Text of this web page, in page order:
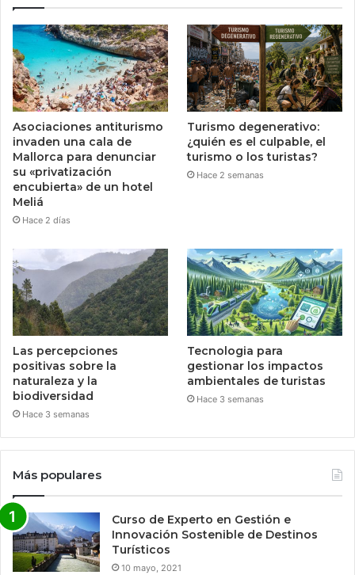
Asociaciones antiturismo
invaden una cala de
Mallorca para denunciar
su «privatización
encubierta» de un hotel
Meliá
Hace 2 días
Turismo degenerativo:
¿quién es el culpable, el
turismo o los turistas?
Hace 2 semanas
Las percepciones
positivas sobre la
naturaleza y la
biodiversidad
Hace 3 semanas
Tecnologia para
gestionar los impactos
ambientales de turistas
Hace 3 semanas
Más populares
Curso de Experto en Gestión e
Innovación Sostenible de Destinos
Turísticos
10 mayo, 2021